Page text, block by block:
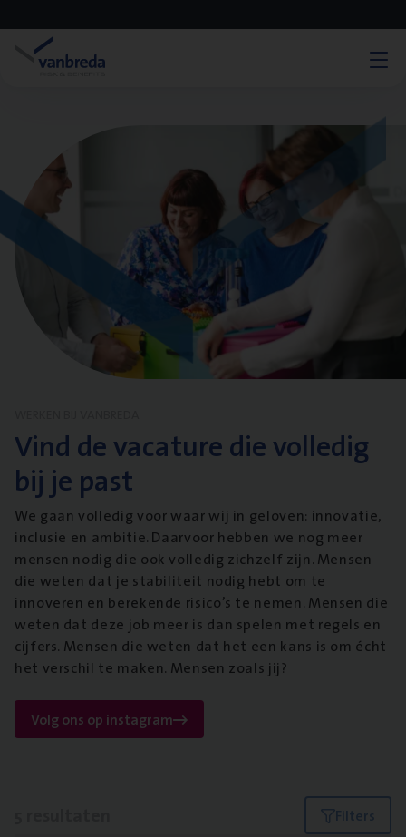
Vind de vacature die volledig
bij je past
We gaan volledig voor waar wij in geloven: innovatie,
inclusie en ambitie. Daarvoor hebben we nog meer
mensen nodig die ook volledig zichzelf zijn. Mensen
die weten dat je stabiliteit nodig hebt om te
innoveren en berekende risico’s te nemen. Mensen die
weten dat deze job meer is dan spelen met regels en
cijfers. Mensen die weten dat het een kans is om écht
het verschil te maken. Mensen zoals jij?
Volg ons op instagram
Filters